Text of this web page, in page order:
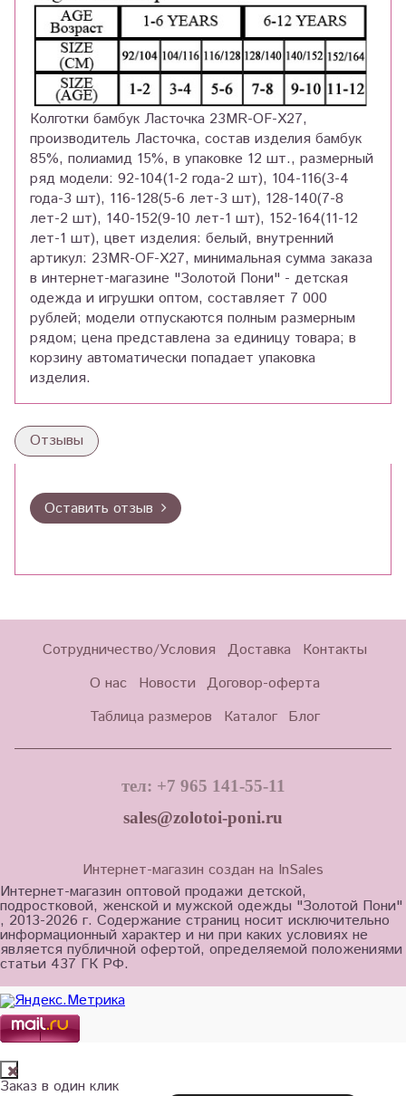
Колготки бамбук Ласточка 23MR-OF-X27,
производитель Ласточка, состав изделия бамбук
85%, полиамид 15%, в упаковке 12 шт., размерный
ряд модели: 92-104(1-2 года-2 шт), 104-116(3-4
года-3 шт), 116-128(5-6 лет-3 шт), 128-140(7-8
лет-2 шт), 140-152(9-10 лет-1 шт), 152-164(11-12
лет-1 шт), цвет изделия: белый, внутренний
артикул: 23MR-OF-X27, минимальная сумма заказа
в интернет-магазине "Золотой Пони" - детская
одежда и игрушки оптом, составляет 7 000
рублей; модели отпускаются полным размерным
рядом; цена представлена за единицу товара; в
корзину автоматически попадает упаковка
изделия.
Отзывы
Оставить отзыв
Сотрудничество/Условия Доставка
Контакты
О нас
Новости Договор-оферта
Таблица размеров
Каталог Блог
тел: +7 965 141-55-11
sales@zolotoi-poni.ru
Интернет-магазин создан на InSales
Интернет-магазин оптовой продажи детской,
подростковой, женской и мужской одежды "Золотой Пони"
, 2013-2026 г. Содержание страниц носит исключительно
информационный характер и ни при каких условиях не
является публичной офертой, определяемой положениями
статьи 437 ГК РФ.
Заказ в один клик